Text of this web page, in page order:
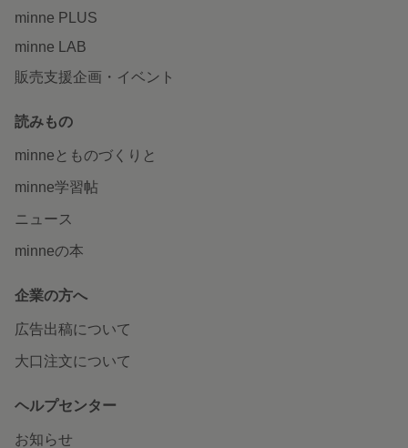
minne PLUS
minne LAB
販売支援企画・イベント
読みもの
minneとものづくりと
minne学習帖
ニュース
minneの本
企業の方へ
広告出稿について
大口注文について
ヘルプセンター
お知らせ